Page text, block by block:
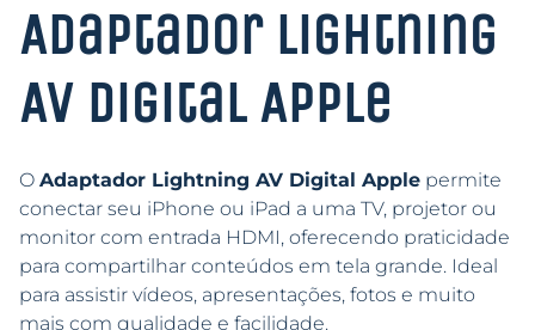
Adaptador Lightning
AV Digital Apple
O Adaptador Lightning AV Digital Apple permite
conectar seu iPhone ou iPad a uma TV, projetor ou
monitor com entrada HDMI, oferecendo praticidade
para compartilhar conteúdos em tela grande. Ideal
para assistir vídeos, apresentações, fotos e muito
mais com qualidade e facilidade.